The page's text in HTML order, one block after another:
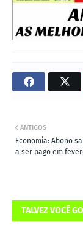
ANTIGOS
Economia: Abono
a ser pago em
TALVEZ VOCÊ